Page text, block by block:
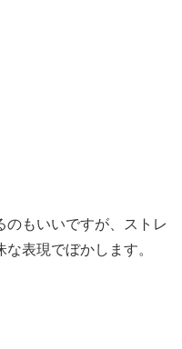
のもいいですが、ストレ
表現でぼかします。